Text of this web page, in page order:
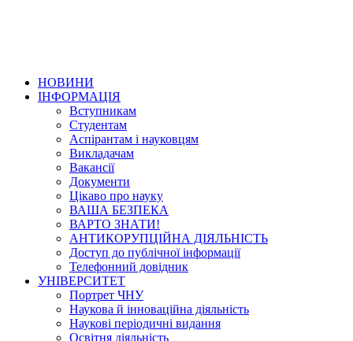
НОВИНИ
ІНФОРМАЦІЯ
Вступникам
Студентам
Аспірантам і науковцям
Викладачам
Вакансії
Документи
Цікаво про науку
ВАША БЕЗПЕКА
ВАРТО ЗНАТИ!
АНТИКОРУПЦІЙНА ДІЯЛЬНІСТЬ
Доступ до публічної інформації
Телефонний довідник
УНІВЕРСИТЕТ
Портрет ЧНУ
Наукова й інноваційна діяльність
Наукові періодичні видання
Освітня діяльність